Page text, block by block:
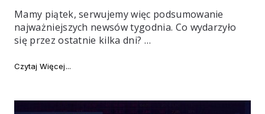
Mamy piątek, serwujemy więc podsumowanie
najważniejszych newsów tygodnia. Co wydarzyło
się przez ostatnie kilka dni? …
Czytaj Więcej